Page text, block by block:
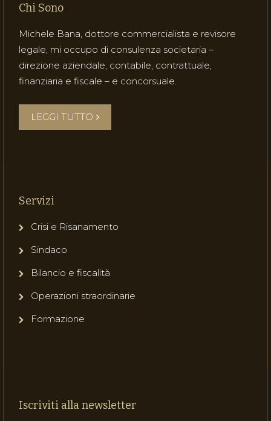
Chi Sono
Michele Bana, dottore commercialista e revisore
legale, mi occupo di consulenza societaria –
direzione aziendale, contabile, contrattuale,
finanziaria e fiscale – e concorsuale.
LEGGI TUTTO
Servizi
Crisi e Risanamento
Sindaco
Bilancio e fiscalità
Operazioni straordinarie
Formazione
Iscriviti alla newsletter